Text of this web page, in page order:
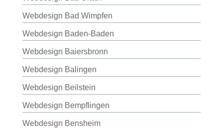
Webdesign Bad Wimpfen
Webdesign Baden-Baden
Webdesign Baiersbronn
Webdesign Balingen
Webdesign Beilstein
Webdesign Bempflingen
Webdesign Bensheim